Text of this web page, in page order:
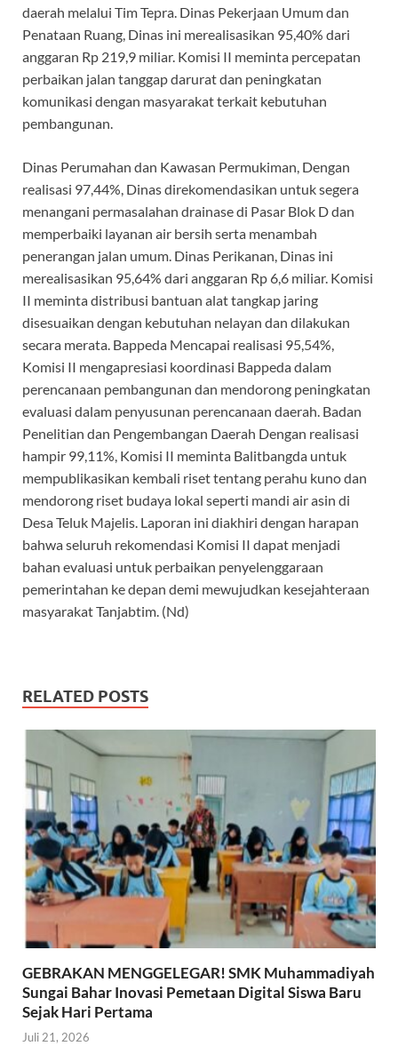
daerah melalui Tim Tepra. Dinas Pekerjaan Umum dan
Penataan Ruang, Dinas ini merealisasikan 95,40% dari
anggaran Rp 219,9 miliar. Komisi II meminta percepatan
perbaikan jalan tanggap darurat dan peningkatan
komunikasi dengan masyarakat terkait kebutuhan
pembangunan.
Dinas Perumahan dan Kawasan Permukiman, Dengan
realisasi 97,44%, Dinas direkomendasikan untuk segera
menangani permasalahan drainase di Pasar Blok D dan
memperbaiki layanan air bersih serta menambah
penerangan jalan umum. Dinas Perikanan, Dinas ini
merealisasikan 95,64% dari anggaran Rp 6,6 miliar. Komisi
II meminta distribusi bantuan alat tangkap jaring
disesuaikan dengan kebutuhan nelayan dan dilakukan
secara merata. Bappeda Mencapai realisasi 95,54%,
Komisi II mengapresiasi koordinasi Bappeda dalam
perencanaan pembangunan dan mendorong peningkatan
evaluasi dalam penyusunan perencanaan daerah. Badan
Penelitian dan Pengembangan Daerah Dengan realisasi
hampir 99,11%, Komisi II meminta Balitbangda untuk
mempublikasikan kembali riset tentang perahu kuno dan
mendorong riset budaya lokal seperti mandi air asin di
Desa Teluk Majelis. Laporan ini diakhiri dengan harapan
bahwa seluruh rekomendasi Komisi II dapat menjadi
bahan evaluasi untuk perbaikan penyelenggaraan
pemerintahan ke depan demi mewujudkan kesejahteraan
masyarakat Tanjabtim. (Nd)
RELATED POSTS
GEBRAKAN MENGGELEGAR! SMK Muhammadiyah
Sungai Bahar Inovasi Pemetaan Digital Siswa Baru
Sejak Hari Pertama
Juli 21, 2026